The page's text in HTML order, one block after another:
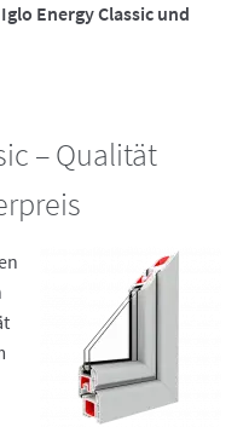
Energy Classic und
– Qualität